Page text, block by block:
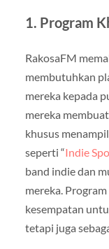
1. Program
RakosaFM
membutuhkan
mereka kepada
mereka
khusus
seperti “Indie
band indie dan
mereka.
kesempatan
tetapi juga